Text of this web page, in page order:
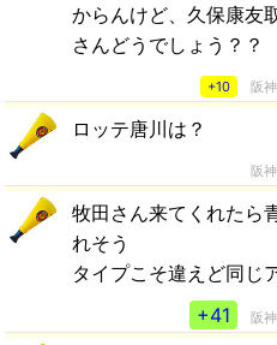
からんけど、久保康友
さんどうでしょう？？
+10 阪神
ロッテ唐川は？
阪神
牧田さん来てくれたら
れそう
タイプこそ違えど同じ
+41
阪神